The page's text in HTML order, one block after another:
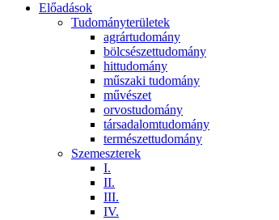
Előadások
Tudományterületek
agrártudomány
bölcsészettudomány
hittudomány
műszaki tudomány
művészet
orvostudomány
társadalomtudomány
természettudomány
Szemeszterek
I.
II.
III.
IV.